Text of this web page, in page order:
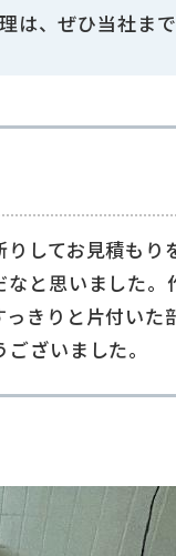
、ぜひ当社まで
してお見積も
と思いました
きりと片付い
ざいました。